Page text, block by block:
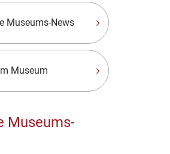
Museums-News
Museum
Museums-